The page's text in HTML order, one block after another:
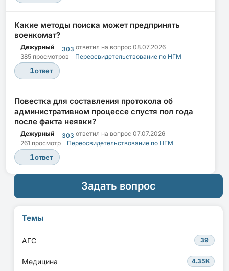
Какие методы поиска может предпринять
военкомат?
Дежурный 303 ответил на вопрос 08.07.2026
385 просмотров
Переосвидетельствование по НГМ
1ответ
Повестка для составления протокола об
административном процессе спустя пол года
после факта неявки?
Дежурный 303 ответил на вопрос 07.07.2026
261 просмотр
Переосвидетельствование по НГМ
1ответ
Задать вопрос
Темы
АГС 39
Медицина 4.35K